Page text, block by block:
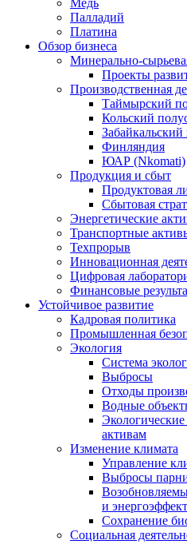
Медь
Палладий
Платина
Обзор бизнеса
Минерально-
Проекты
Производственная
Таймырский
Кольский
Забайкальский
Финляндия
ЮАР (Nkomati)
Продукция и сбыт
Продуктовая
Сбытовая
Энергетические
Транспортные
Техпрорыв
Инновационная
Цифровая
Финансовые
Устойчивое развитие
Кадровая политика
Промышленная
Экология
Система
Выбросы
Отходы
Водные
активам
Изменение климата
Управление
Выбросы
и
Сохранение
Социальная